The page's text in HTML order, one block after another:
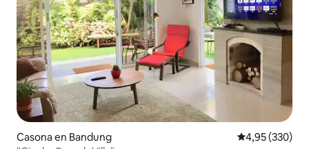
Casona en Bandung Calificación
4,95 (330)